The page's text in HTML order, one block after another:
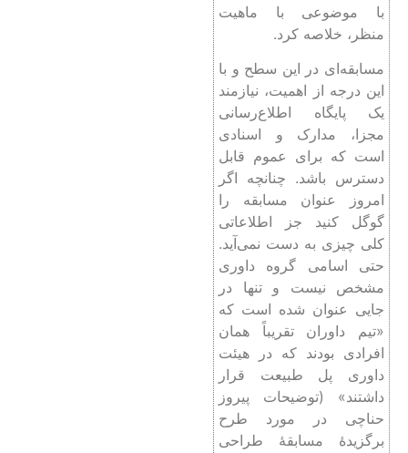
با موضوعی با ماهیت
منظر، خلاصه کرد.
مسابقه‌ای در این سطح و با
این درجه از اهمیت، نیازمند
یک پایگاه اطلاع‌رسانی
مجزا، مدارک و اسنادی
است که برای عموم قابل
دسترس باشد. چنانچه اگر
امروز عنوان مسابقه را
گوگل کنید جز اطلاعاتی
کلی چیزی به دست نمی‌آید.
حتی اسامی گروه داوری
مشخص نیست و تنها در
جایی عنوان شده ‌است که
«تیم داوران تقریباً همان
افرادی بودند که در هیئت
داوری پل طبیعت قرار
داشتند» (توضیحات پیروز
حناچی در مورد طرح
برگزیدۀ مسابقۀ طراحی